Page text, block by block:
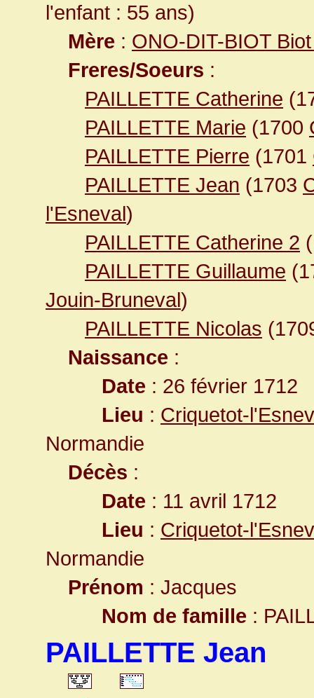
l'enfant : 55 ans)
Mère : ONO-DIT-BIOT
Freres/Soeurs :
PAILLETTE Catherine
PAILLETTE Marie (1700
PAILLETTE Pierre (1701
PAILLETTE Jean (1703
l'Esneval)
PAILLETTE Catherine 2
PAILLETTE Guillaume
Jouin-Bruneval)
PAILLETTE Nicolas
Naissance :
Date : 26 février 1712
Lieu : Criquetot-
Normandie
Décès :
Date : 11 avril 1712
Lieu : Criquetot-
Normandie
Prénom : Jacques
Nom de famille :
PAILLETTE Jean